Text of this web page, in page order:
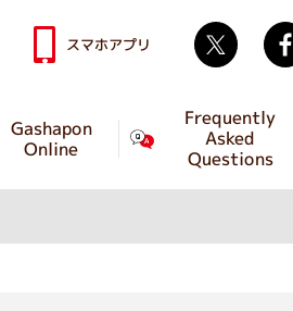
Gashapon
Online
Frequently
Asked
Questions
スマホアプリ Twitter